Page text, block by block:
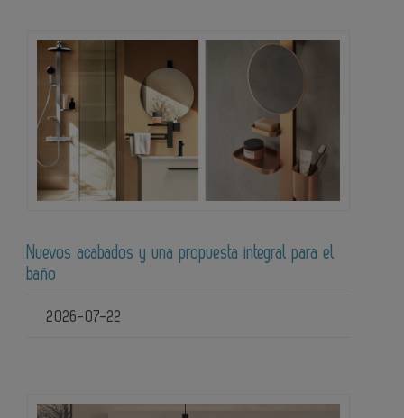
Nuevos acabados y una propuesta integral para el
baño
2026-07-22